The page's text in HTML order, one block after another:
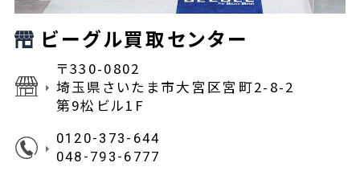
ビーグル買取センター
〒330-0802
埼玉県さいたま市大宮区宮町2-8-2
第9松ビル1F
0120-373-644
048-793-6777